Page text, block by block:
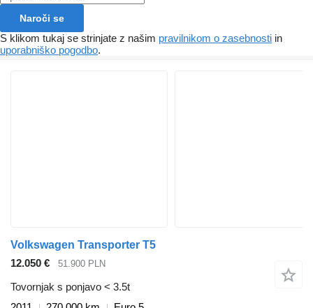
Naroči se
S klikom tukaj se strinjate z našim pravilnikom o zasebnosti in
uporabniško pogodbo.
Volkswagen Transporter T5
12.050 €
51.900 PLN
Tovornjak s ponjavo < 3.5t